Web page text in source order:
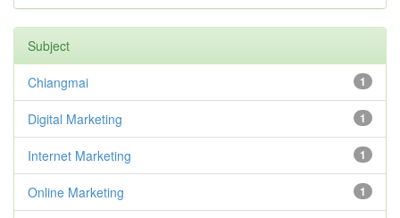
Subject
1
Chiangmai
1
Digital Marketing
1
Internet Marketing
1
Online Marketing